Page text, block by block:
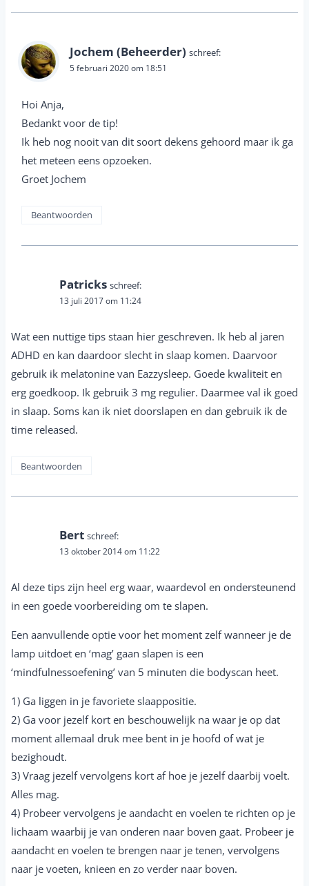
Jochem (Beheerder) schreef:
5 februari 2020 om 18:51
Hoi Anja,
Bedankt voor de tip!
Ik heb nog nooit van dit soort dekens gehoord maar ik ga
het meteen eens opzoeken.
Groet Jochem
Beantwoorden
Patricks schreef:
13 juli 2017 om 11:24
Wat een nuttige tips staan hier geschreven. Ik heb al jaren
ADHD en kan daardoor slecht in slaap komen. Daarvoor
gebruik ik melatonine van Eazzysleep. Goede kwaliteit en
erg goedkoop. Ik gebruik 3 mg regulier. Daarmee val ik goed
in slaap. Soms kan ik niet doorslapen en dan gebruik ik de
time released.
Beantwoorden
Bert schreef:
13 oktober 2014 om 11:22
Al deze tips zijn heel erg waar, waardevol en ondersteunend
in een goede voorbereiding om te slapen.
Een aanvullende optie voor het moment zelf wanneer je de
lamp uitdoet en ‘mag’ gaan slapen is een
‘mindfulnessoefening’ van 5 minuten die bodyscan heet.
1) Ga liggen in je favoriete slaappositie.
2) Ga voor jezelf kort en beschouwelijk na waar je op dat
moment allemaal druk mee bent in je hoofd of wat je
bezighoudt.
3) Vraag jezelf vervolgens kort af hoe je jezelf daarbij voelt.
Alles mag.
4) Probeer vervolgens je aandacht en voelen te richten op je
lichaam waarbij je van onderen naar boven gaat. Probeer je
aandacht en voelen te brengen naar je tenen, vervolgens
naar je voeten, knieen en zo verder naar boven.